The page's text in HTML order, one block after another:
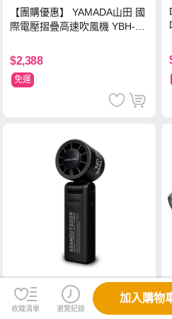
【團購優惠】 YAMADA山田 國
際電壓摺疊高速吹風機 YBH-12
$2,388
免運
【團購優惠】ADAMOUTDOO
R AI語音控風手持冰能扇 ADFN
收藏清單 瀏覽紀錄
加入購物